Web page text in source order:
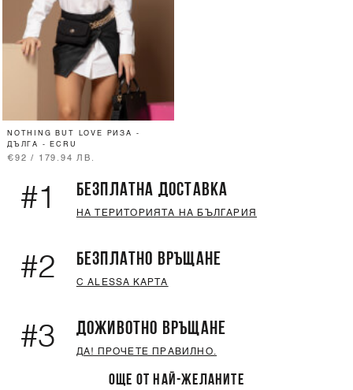
NOTHING BUT LOVE РИЗА -
ДЪЛГА - ECRU
€92 / 179.94 ЛВ.
#1 БЕЗПЛАТНА ДОСТАВКА
НА ТЕРИТОРИЯТА НА БЪЛГАРИЯ
#2 БЕЗПЛАТНО ВРЪЩАНЕ
С ALESSA КАРТА
#3 ДОЖИВОТНО ВРЪЩАНЕ
ДА! ПРОЧЕТЕ ПРАВИЛНО.
ОЩЕ ОТ НАЙ-ЖЕЛАНИТЕ